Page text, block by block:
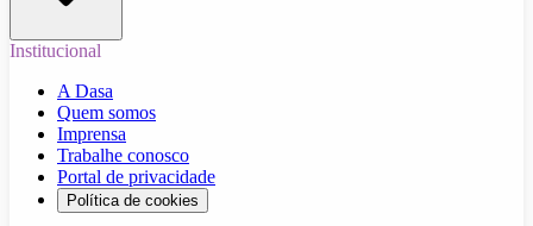
Institucional
A Dasa
Quem somos
Imprensa
Trabalhe conosco
Portal de privacidade
Política de cookies